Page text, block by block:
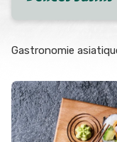
Gastronomie